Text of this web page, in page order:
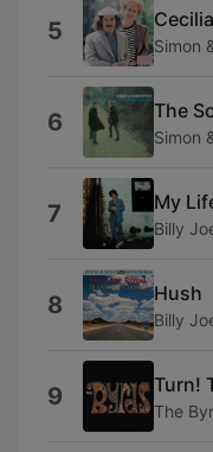
5 Cecilia
Simon
6 The
Simon
7 My
Billy
8 Hush
Billy
9 Turn!
The